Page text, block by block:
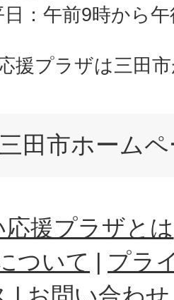
日：午前9時から
援プラザは三田
三田市ホーム
援プラザとは
ついて
プラ